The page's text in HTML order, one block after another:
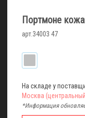
Портмоне
арт.34003 47
На складе у
Москва
*Информация